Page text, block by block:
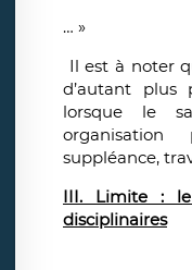
… »
Il est à noter
d’autant plus
lorsque le
organisation
suppléance,
III. Limite : le
disciplinaires